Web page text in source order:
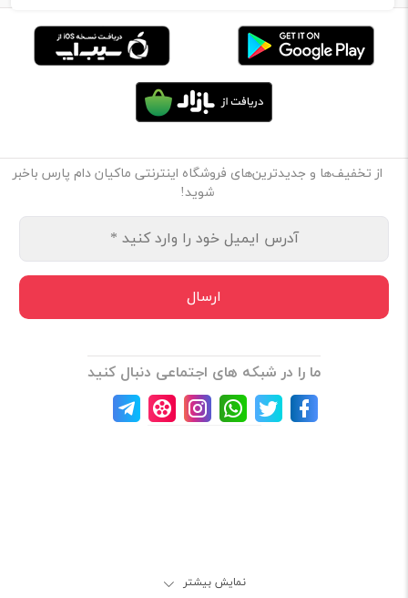
از تخفیف‌ها و جدیدترین‌های فروشگاه اینترنتی ماکیان دام پارس باخبر
شوید!
ما را در شبکه های اجتماعی دنبال کنید
نمایش بیشتر